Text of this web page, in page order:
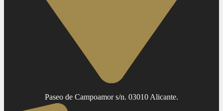
Paseo de Campoamor s/n. 03010 Alicante.